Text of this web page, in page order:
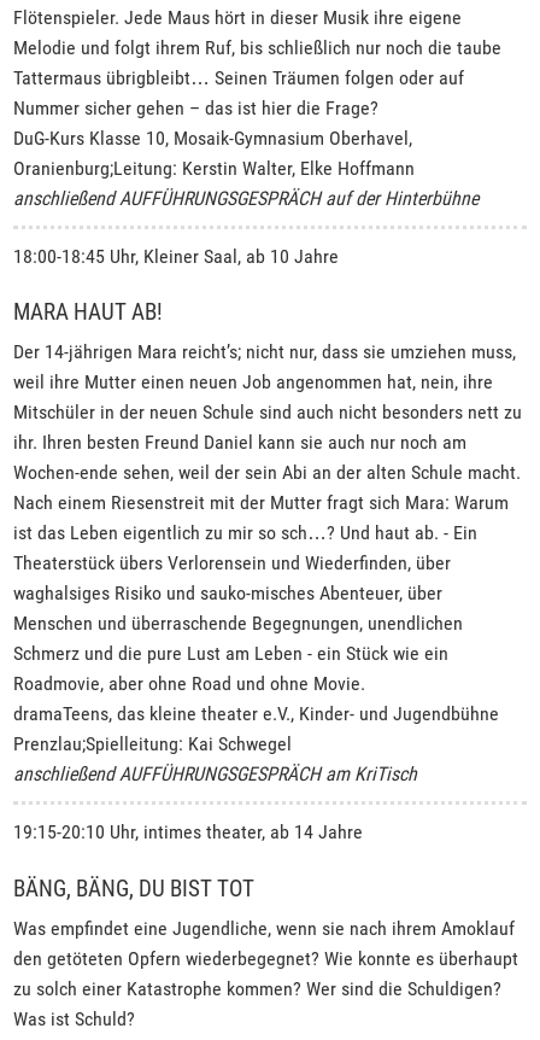
Flötenspieler. Jede Maus hört in dieser Musik ihre eigene
Melodie und folgt ihrem Ruf, bis schließlich nur noch die taube
Tattermaus übrigbleibt… Seinen Träumen folgen oder auf
Nummer sicher gehen – das ist hier die Frage?
DuG-Kurs Klasse 10, Mosaik-Gymnasium Oberhavel,
Oranienburg;Leitung: Kerstin Walter, Elke Hoffmann
anschließend AUFFÜHRUNGSGESPRÄCH auf der Hinterbühne
18:00-18:45 Uhr, Kleiner Saal, ab 10 Jahre
MARA HAUT AB!
Der 14-jährigen Mara reicht’s; nicht nur, dass sie umziehen muss,
weil ihre Mutter einen neuen Job angenommen hat, nein, ihre
Mitschüler in der neuen Schule sind auch nicht besonders nett zu
ihr. Ihren besten Freund Daniel kann sie auch nur noch am
Wochen-ende sehen, weil der sein Abi an der alten Schule macht.
Nach einem Riesenstreit mit der Mutter fragt sich Mara: Warum
ist das Leben eigentlich zu mir so sch…? Und haut ab. - Ein
Theaterstück übers Verlorensein und Wiederfinden, über
waghalsiges Risiko und sauko-misches Abenteuer, über
Menschen und überraschende Begegnungen, unendlichen
Schmerz und die pure Lust am Leben - ein Stück wie ein
Roadmovie, aber ohne Road und ohne Movie.
dramaTeens, das kleine theater e.V., Kinder- und Jugendbühne
Prenzlau;Spielleitung: Kai Schwegel
anschließend AUFFÜHRUNGSGESPRÄCH am KriTisch
19:15-20:10 Uhr, intimes theater, ab 14 Jahre
BÄNG, BÄNG, DU BIST TOT
Was empfindet eine Jugendliche, wenn sie nach ihrem Amoklauf
den getöteten Opfern wiederbegegnet? Wie konnte es überhaupt
zu solch einer Katastrophe kommen? Wer sind die Schuldigen?
Was ist Schuld?